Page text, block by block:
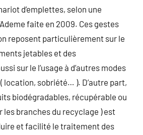
d’emplettes, selon une
faite en 2009. Ces gestes
reposent particulièrement sur le
jetables et des
sur le l’usage à d’autres modes
location, sobriété… ). D’autre part,
biodégradables, récupérable ou
les branches du recyclage ) est
et facilité le traitement des